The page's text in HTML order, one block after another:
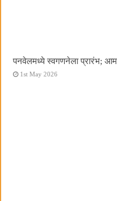
पनवेलमध्ये स्वगणनेला प्रारंभ;
1st May 2026